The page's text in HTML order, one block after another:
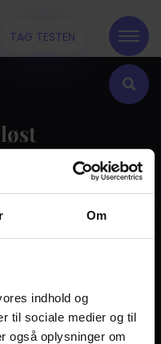
Om
indhold og
til sociale medier og til
også oplysninger om
TAG TESTEN